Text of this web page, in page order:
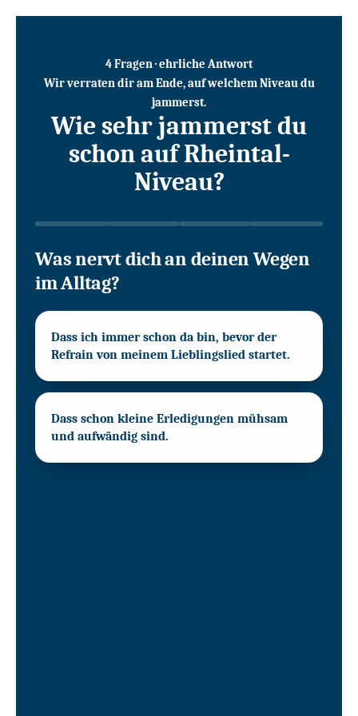
4 Fragen · ehrliche Antwort
Wir verraten dir am Ende, auf welchem Niveau du
jammerst.
Wie sehr jammerst du
schon auf Rheintal-
Niveau?
Was nervt dich an deinen Wegen
im Alltag?
Dass ich immer schon da bin, bevor der
Refrain von meinem Lieblingslied startet.
Dass schon kleine Erledigungen mühsam
und aufwändig sind.